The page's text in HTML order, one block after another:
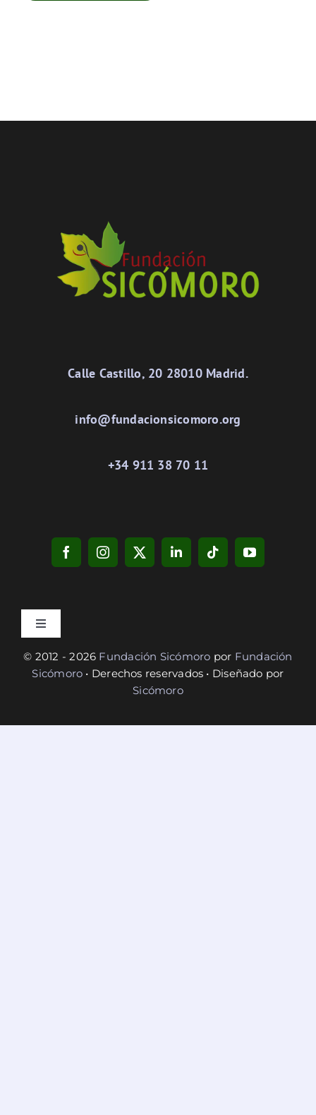
Calle Castillo, 20 28010 Madrid.
info@fundacionsicomoro.org
+34 911 38 70 11
Toggle
Privacidad
© 2012 - 2026 Fundación Sicómoro por Fundación
Sicómoro • Derechos reservados • Diseñado por
Sicómoro